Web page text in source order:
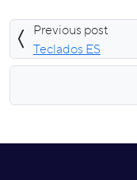
Previous post
Teclados ES